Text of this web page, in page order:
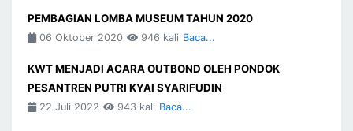
PEMBAGIAN LOMBA MUSEUM TAHUN 2020
06 Oktober 2020 946 kali Baca...
KWT MENJADI ACARA OUTBOND OLEH PONDOK
PESANTREN PUTRI KYAI SYARIFUDIN
22 Juli 2022 943 kali Baca...